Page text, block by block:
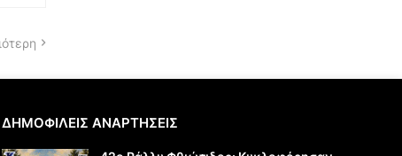
ΔΗΜΟΦΙΛΕΙΣ ΑΝΑΡΤΗΣΕΙΣ